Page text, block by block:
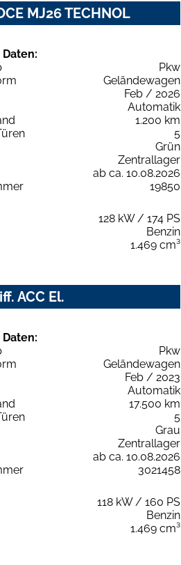
MJ26 TECHNOL
Pkw
Geländewagen
Feb / 2026
Automatik
1.200 km
5
Grün
Zentrallager
ab ca. 10.08.2026
19850
128 kW / 174 PS
Benzin
1.469 cm³
ACC El.
Pkw
Geländewagen
Feb / 2023
Automatik
17.500 km
5
Grau
Zentrallager
ab ca. 10.08.2026
3021458
118 kW / 160 PS
Benzin
1.469 cm³